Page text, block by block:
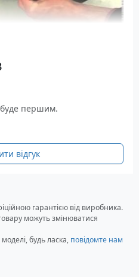
см
до прикурювача
та транспортування
буде першим.
відгук
гарантією від виробника.
можуть змінюватися
будь ласка, повідомте нам